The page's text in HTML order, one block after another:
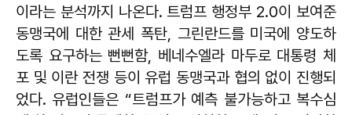
이라는 분석까지 나온다. 트럼프 행정부 2.0이 보여준
동맹국에 대한 관세 폭탄, 그린란드를 미국에 양도하
도록 요구하는 뻔뻔함, 베네수엘라 마두로 대통령 체
포 및 이란 전쟁 등이 유럽 동맹국과 협의 없이 진행되
었다. 유럽인들은 “트럼프가 예측 불가능하고 복수심